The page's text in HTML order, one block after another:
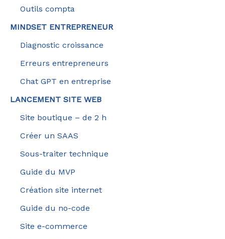
Outils compta
MINDSET ENTREPRENEUR
Diagnostic croissance
Erreurs entrepreneurs
Chat GPT en entreprise
LANCEMENT SITE WEB
Site boutique – de 2 h
Créer un SAAS
Sous-traiter technique
Guide du MVP
Création site internet
Guide du no-code
Site e-commerce